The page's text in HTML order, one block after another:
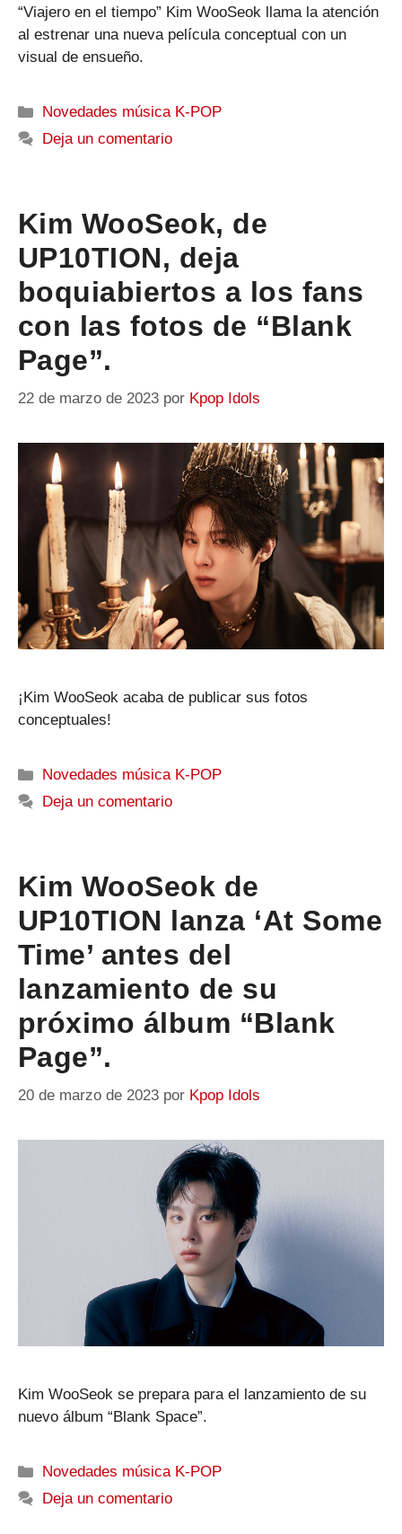
“Viajero en el tiempo” Kim WooSeok llama la atención
al estrenar una nueva película conceptual con un
visual de ensueño.
Categorías
Novedades música K-POP
Deja un comentario
Kim WooSeok, de
UP10TION, deja
boquiabiertos a los fans
con las fotos de “Blank
Page”.
22 de marzo de 2023 por Kpop Idols
¡Kim WooSeok acaba de publicar sus fotos
conceptuales!
Categorías
Novedades música K-POP
Deja un comentario
Kim WooSeok de
UP10TION lanza ‘At Some
Time’ antes del
lanzamiento de su
próximo álbum “Blank
Page”.
20 de marzo de 2023 por Kpop Idols
Kim WooSeok se prepara para el lanzamiento de su
nuevo álbum “Blank Space”.
Categorías
Novedades música K-POP
Deja un comentario